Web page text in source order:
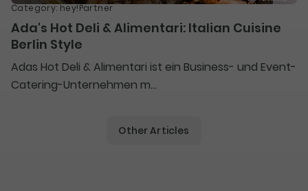
Category:hey!Partner
Ada's Hot Deli & Alimentari: Italian Cuisine
Berlin Style
Adas Hot Deli & Alimentari ist ein Business- und Event-
Catering-Unternehmen m...
Other Articles